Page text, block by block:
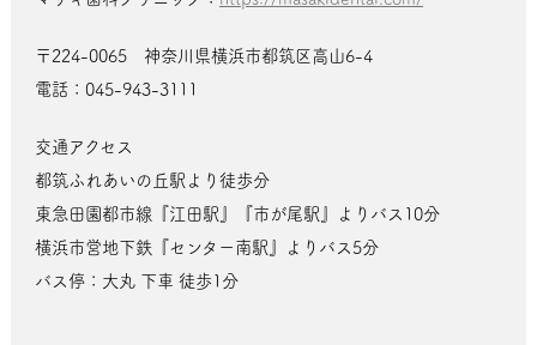
〒224-0065 神奈川県横浜市都筑区高山6-4
電話：045-943-3111
交通アクセス
都筑ふれあいの丘駅より徒歩分
東急田園都市線『江田駅』『市が尾駅』よりバス10分
横浜市営地下鉄『センター南駅』よりバス5分
バス停：大丸 下車 徒歩1分